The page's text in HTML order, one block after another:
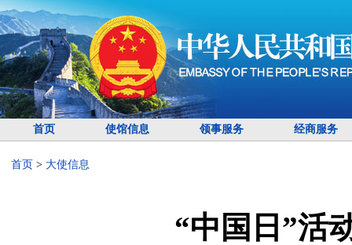
首页 使馆信息 领事服务 经商服务
首页 > 大使信息
“中国日”活